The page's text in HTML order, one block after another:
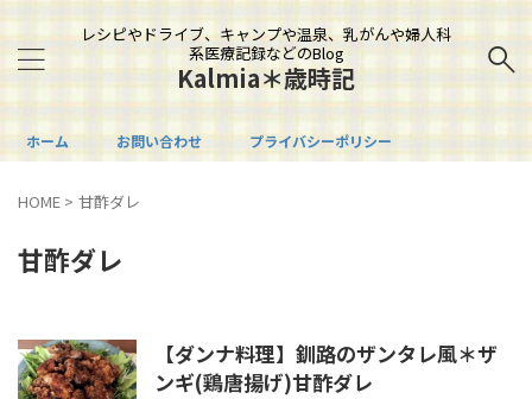
レシピやドライブ、キャンプや温泉、乳がんや婦人科
系医療記録などのBlog
Kalmia＊歳時記
ホーム お問い合わせ プライバシーポリシー
HOME > 甘酢ダレ
甘酢ダレ
【ダンナ料理】釧路のザンタレ風＊ザ
ンギ(鶏唐揚げ)甘酢ダレ